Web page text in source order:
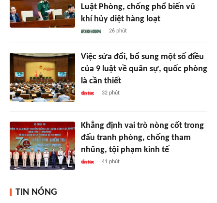
Luật Phòng, chống phổ biến vũ
khí hủy diệt hàng loạt
26 phút
Việc sửa đổi, bổ sung một số điều
của 9 luật về quân sự, quốc phòng
là cần thiết
32 phút
Khẳng định vai trò nòng cốt trong
đấu tranh phòng, chống tham
nhũng, tội phạm kinh tế
41 phút
TIN NÓNG